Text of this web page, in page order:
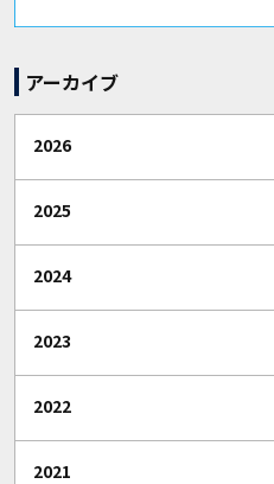
アーカイブ
2026
2025
2024
2023
2022
2021